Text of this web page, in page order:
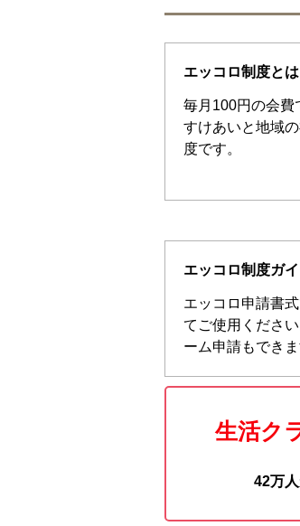
エッコロ制度とは
毎月100円の会費
すけあいと地域
度です。
エッコロ制度ガ
エッコロ申請書
てご使用くださ
ーム申請もできま
生活ク
42万